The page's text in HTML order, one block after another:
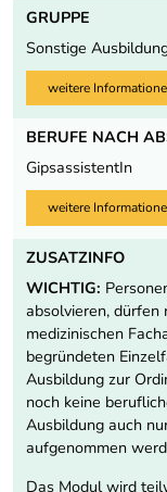
GRUPPE
Sonstige
weitere
BERUFE NACH
GipsassistentIn
weitere
ZUSATZINFO
WICHTIG:
absolvieren, dürfen
medizinischen
begründeten
Ausbildung zur
noch keine
Ausbildung auch
aufgenommen
Das Modul wird